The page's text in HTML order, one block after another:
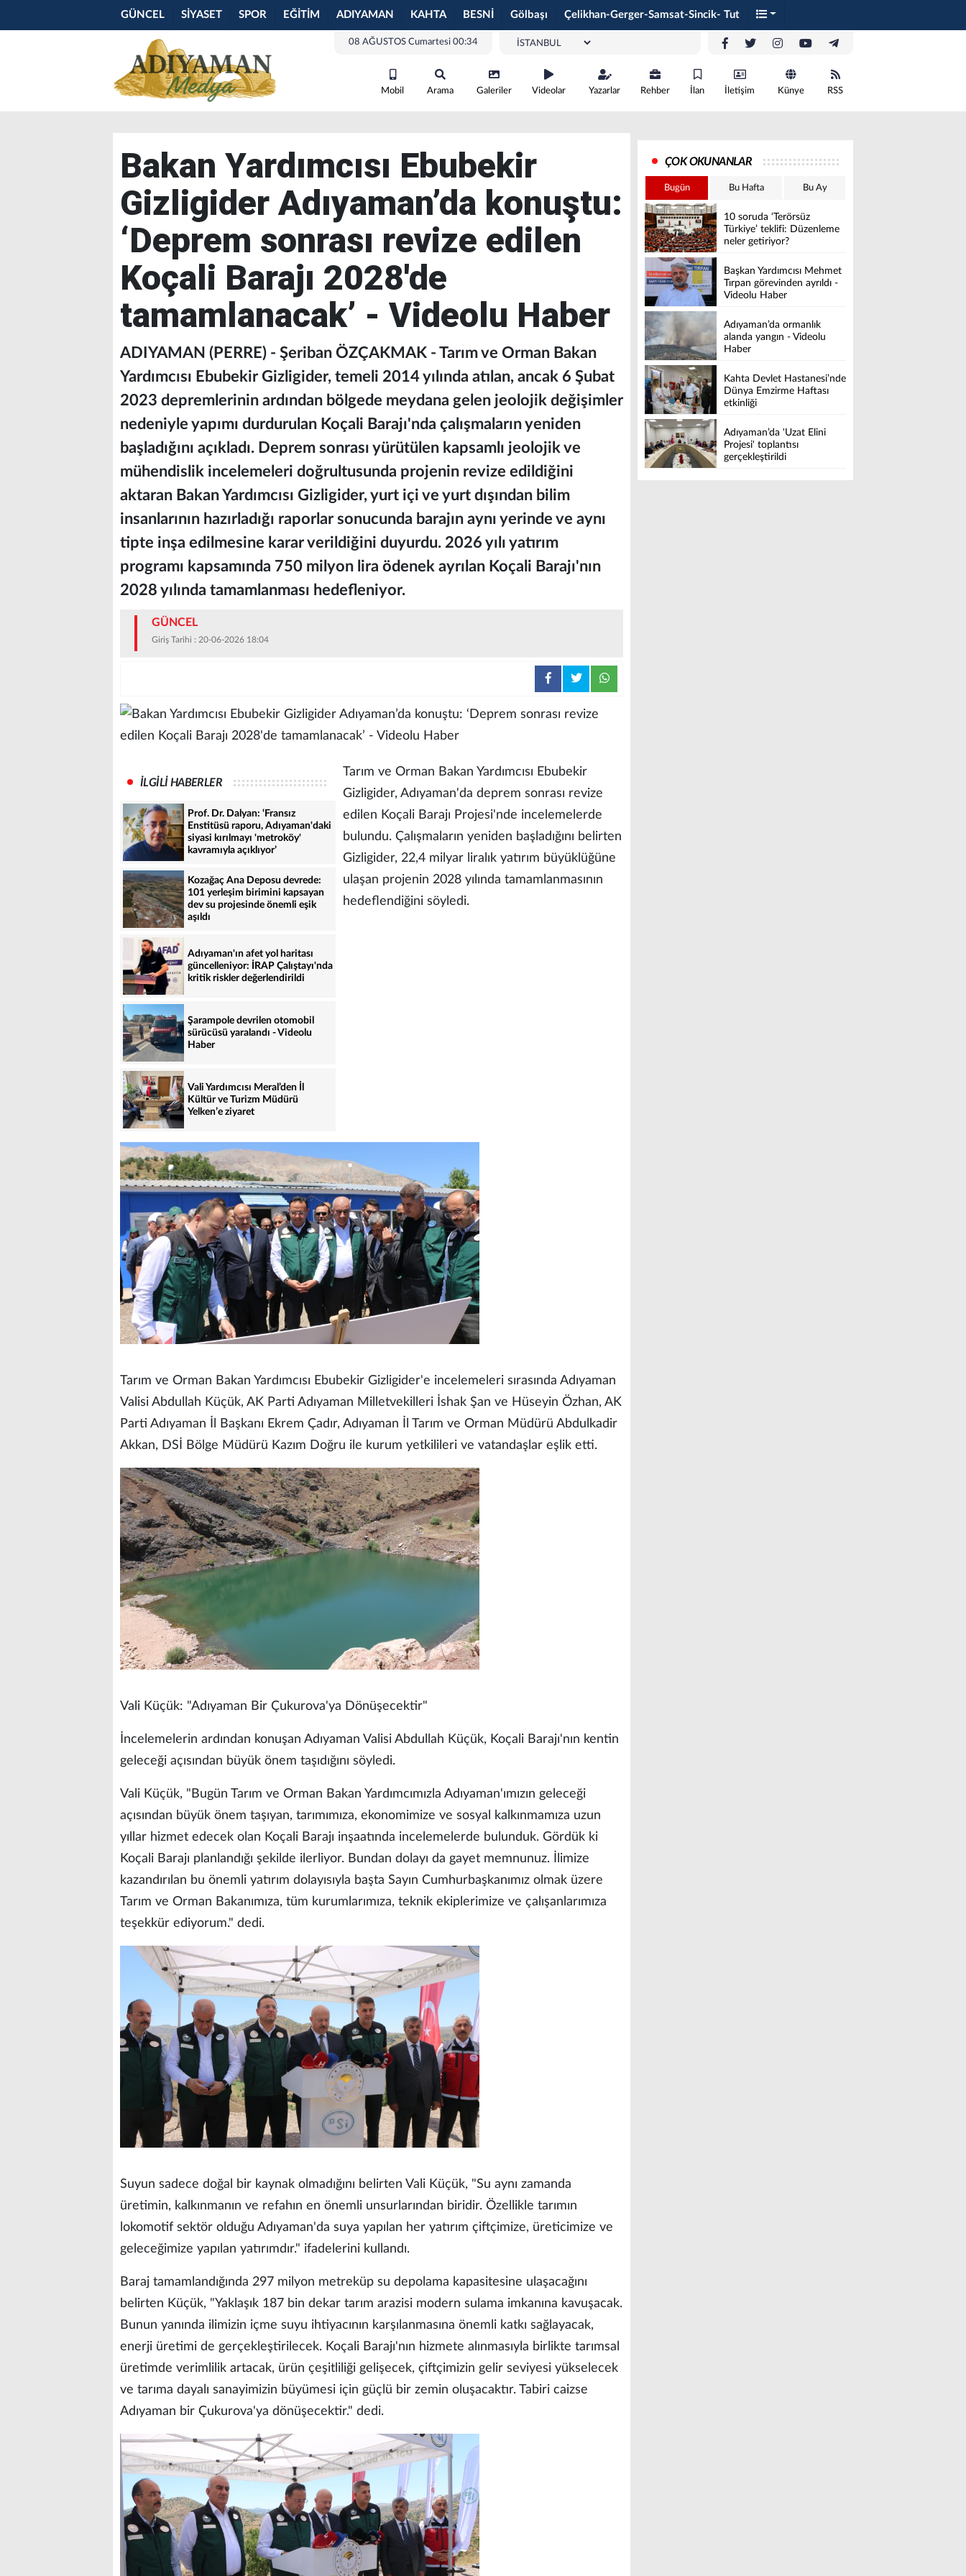
GÜNCEL SİYASET SPOR EĞİTİM ADIYAMAN KAHTA BESNİ Gölbaşı Çelikhan-Gerger-Samsat-Sincik- Tut
08 AĞUSTOS Cumartesi 00:34
Mobil Arama Galeriler Videolar Yazarlar Rehber İlan İletişim Künye RSS
Bakan Yardımcısı Ebubekir
Gizligider Adıyaman’da konuştu:
‘Deprem sonrası revize edilen
Koçali Barajı 2028'de
tamamlanacak’ - Videolu Haber
ADIYAMAN (PERRE) - Şeriban ÖZÇAKMAK - Tarım ve Orman Bakan
Yardımcısı Ebubekir Gizligider, temeli 2014 yılında atılan, ancak 6 Şubat
2023 depremlerinin ardından bölgede meydana gelen jeolojik değişimler
nedeniyle yapımı durdurulan Koçali Barajı'nda çalışmaların yeniden
başladığını açıkladı. Deprem sonrası yürütülen kapsamlı jeolojik ve
mühendislik incelemeleri doğrultusunda projenin revize edildiğini
aktaran Bakan Yardımcısı Gizligider, yurt içi ve yurt dışından bilim
insanlarının hazırladığı raporlar sonucunda barajın aynı yerinde ve aynı
tipte inşa edilmesine karar verildiğini duyurdu. 2026 yılı yatırım
programı kapsamında 750 milyon lira ödenek ayrılan Koçali Barajı'nın
2028 yılında tamamlanması hedefleniyor.
GÜNCEL
Giriş Tarihi : 20-06-2026 18:04
İLGİLİ HABERLER
Prof. Dr. Dalyan: ‘Fransız
Enstitüsü raporu, Adıyaman'daki
siyasi kırılmayı 'metroköy'
kavramıyla açıklıyor’
Kozağaç Ana Deposu devrede:
101 yerleşim birimini kapsayan
dev su projesinde önemli eşik
aşıldı
Adıyaman'ın afet yol haritası
güncelleniyor: İRAP Çalıştayı'nda
kritik riskler değerlendirildi
Şarampole devrilen otomobil
sürücüsü yaralandı - Videolu
Haber
Vali Yardımcısı Meral’den İl
Kültür ve Turizm Müdürü
Yelken’e ziyaret
Tarım ve Orman Bakan Yardımcısı Ebubekir
Gizligider, Adıyaman'da deprem sonrası revize
edilen Koçali Barajı Projesi'nde incelemelerde
bulundu. Çalışmaların yeniden başladığını belirten
Gizligider, 22,4 milyar liralık yatırım büyüklüğüne
ulaşan projenin 2028 yılında tamamlanmasının
hedeflendiğini söyledi.
Tarım ve Orman Bakan Yardımcısı Ebubekir Gizligider'e incelemeleri sırasında Adıyaman
Valisi Abdullah Küçük, AK Parti Adıyaman Milletvekilleri İshak Şan ve Hüseyin Özhan, AK
Parti Adıyaman İl Başkanı Ekrem Çadır, Adıyaman İl Tarım ve Orman Müdürü Abdulkadir
Akkan, DSİ Bölge Müdürü Kazım Doğru ile kurum yetkilileri ve vatandaşlar eşlik etti.
Vali Küçük: "Adıyaman Bir Çukurova'ya Dönüşecektir"
İncelemelerin ardından konuşan Adıyaman Valisi Abdullah Küçük, Koçali Barajı'nın kentin
geleceği açısından büyük önem taşıdığını söyledi.
Vali Küçük, "Bugün Tarım ve Orman Bakan Yardımcımızla Adıyaman'ımızın geleceği
açısından büyük önem taşıyan, tarımımıza, ekonomimize ve sosyal kalkınmamıza uzun
yıllar hizmet edecek olan Koçali Barajı inşaatında incelemelerde bulunduk. Gördük ki
Koçali Barajı planlandığı şekilde ilerliyor. Bundan dolayı da gayet memnunuz. İlimize
kazandırılan bu önemli yatırım dolayısıyla başta Sayın Cumhurbaşkanımız olmak üzere
Tarım ve Orman Bakanımıza, tüm kurumlarımıza, teknik ekiplerimize ve çalışanlarımıza
teşekkür ediyorum." dedi.
Suyun sadece doğal bir kaynak olmadığını belirten Vali Küçük, "Su aynı zamanda
üretimin, kalkınmanın ve refahın en önemli unsurlarından biridir. Özellikle tarımın
lokomotif sektör olduğu Adıyaman'da suya yapılan her yatırım çiftçimize, üreticimize ve
geleceğimize yapılan yatırımdır." ifadelerini kullandı.
Baraj tamamlandığında 297 milyon metreküp su depolama kapasitesine ulaşacağını
belirten Küçük, "Yaklaşık 187 bin dekar tarım arazisi modern sulama imkanına kavuşacak.
Bunun yanında ilimizin içme suyu ihtiyacının karşılanmasına önemli katkı sağlayacak,
enerji üretimi de gerçekleştirilecek. Koçali Barajı'nın hizmete alınmasıyla birlikte tarımsal
üretimde verimlilik artacak, ürün çeşitliliği gelişecek, çiftçimizin gelir seviyesi yükselecek
ve tarıma dayalı sanayimizin büyümesi için güçlü bir zemin oluşacaktır. Tabiri caizse
Adıyaman bir Çukurova'ya dönüşecektir." dedi.
ÇOK OKUNANLAR
Bugün Bu Hafta Bu Ay
10 soruda ‘Terörsüz
Türkiye’ teklifi: Düzenleme
neler getiriyor?
Başkan Yardımcısı Mehmet
Tırpan görevinden ayrıldı -
Videolu Haber
Adıyaman’da ormanlık
alanda yangın - Videolu
Haber
Kahta Devlet Hastanesi’nde
Dünya Emzirme Haftası
etkinliği
Adıyaman’da 'Uzat Elini
Projesi' toplantısı
gerçekleştirildi